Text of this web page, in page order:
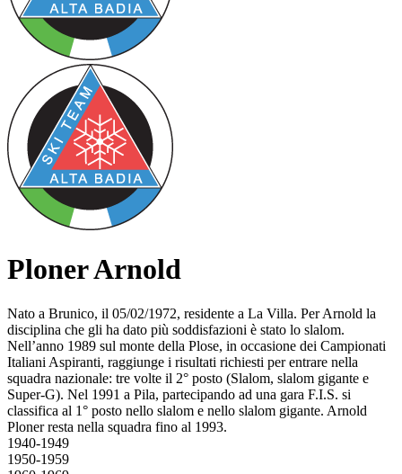
Ploner Arnold
Nato a Brunico, il 05/02/1972, residente a La Villa. Per Arnold la
disciplina che gli ha dato più soddisfazioni è stato lo slalom.
Nell’anno 1989 sul monte della Plose, in occasione dei Campionati
Italiani Aspiranti, raggiunge i risultati richiesti per entrare nella
squadra nazionale: tre volte il 2° posto (Slalom, slalom gigante e
Super-G). Nel 1991 a Pila, partecipando ad una gara F.I.S. si
classifica al 1° posto nello slalom e nello slalom gigante. Arnold
Ploner resta nella squadra fino al 1993.
1940-1949
1950-1959